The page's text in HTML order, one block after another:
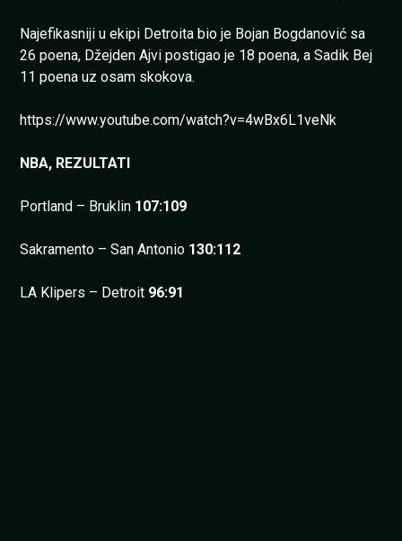
Najefikasniji u ekipi Detroita bio je Bojan Bogdanović sa
26 poena, Džejden Ajvi postigao je 18 poena, a Sadik Bej
11 poena uz osam skokova.
https://www.youtube.com/watch?v=4wBx6L1veNk
NBA, REZULTATI
Portland – Bruklin 107:109
Sakramento – San Antonio 130:112
LA Klipers – Detroit 96:91